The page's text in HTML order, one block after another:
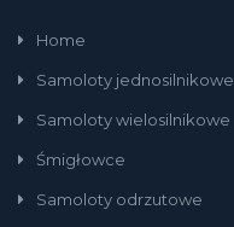
Home
Samoloty jednosilnikowe
Samoloty wielosilnikowe
Śmigłowce
Samoloty odrzutowe